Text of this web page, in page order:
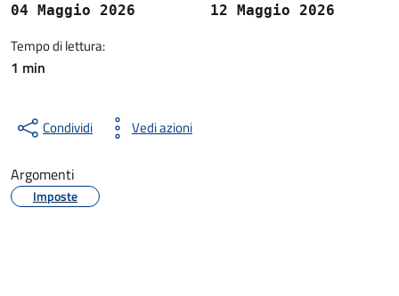
04 Maggio 2026 12 Maggio 2026
Tempo di lettura:
1 min
Condividi Vedi azioni
Argomenti
Imposte